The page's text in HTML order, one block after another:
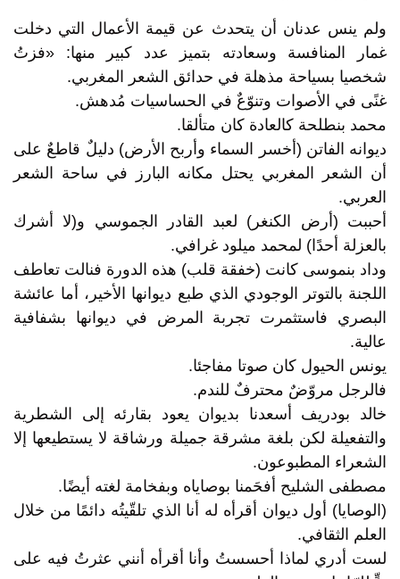
ولم ينس عدنان أن يتحدث عن قيمة الأعمال التي دخلت
غمار المنافسة وسعادته بتميز عدد كبير منها: «فزتُ
شخصيا بسياحة مذهلة في حدائق الشعر المغربي.
غنًى في الأصوات وتنوّعٌ في الحساسيات مُدهش.
محمد بنطلحة كالعادة كان متألقا.
ديوانه الفاتن (أخسر السماء وأربح الأرض) دليلٌ قاطعٌ على
أن الشعر المغربي يحتل مكانه البارز في ساحة الشعر
العربي.
أحببت (أرض الكنغر) لعبد القادر الجموسي و(لا أشرك
بالعزلة أحدًا) لمحمد ميلود غرافي.
وداد بنموسى كانت (خفقة قلب) هذه الدورة فنالت تعاطف
اللجنة بالتوتر الوجودي الذي طبع ديوانها الأخير، أما عائشة
البصري فاستثمرت تجربة المرض في ديوانها بشفافية
عالية.
يونس الحيول كان صوتا مفاجئا.
فالرجل مروّضٌ محترفٌ للندم.
خالد بودريف أسعدنا بديوان يعود بقارئه إلى الشطرية
والتفعيلة لكن بلغة مشرقة جميلة ورشاقة لا يستطيعها إلا
الشعراء المطبوعون.
مصطفى الشليح أفحَمنا بوصاياه وبفخامة لغته أيضًا.
(الوصايا) أول ديوان أقرأه له أنا الذي تلقّيتُه دائمًا من خلال
العلم الثقافي.
لست أدري لماذا أحسستُ وأنا أقرأه أنني عثرتُ فيه على